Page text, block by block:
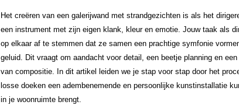
Het creëren van een galerijwand met strandgezichten is als het
een instrument met zijn eigen klank, kleur en emotie. Jouw taak als
op elkaar af te stemmen dat ze samen een prachtige symfonie
geluid. Dit vraagt om aandacht voor detail, een beetje planning en
van compositie. In dit artikel leiden we je stap voor stap door het
losse doeken een adembenemende en persoonlijke kunstinstallatie
in je woonruimte brengt.